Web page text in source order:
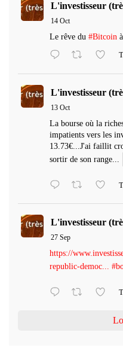
L'investisseur
14 Oct
Le rêve du #Bitcoin
L'investisseur
13 Oct
La bourse où la
impatients vers les
13.73€...J'ai faillit
sortir de son range...
L'investisseur
27 Sep
https://
republic-democ...